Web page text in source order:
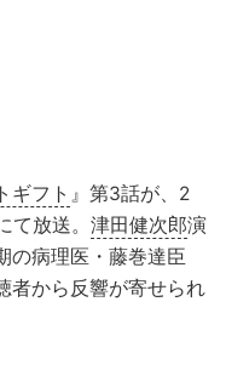
ギフト 』第3話が、2
て放送。 津田健次郎演
の病理医・藤巻達臣
者から反響が寄せられ